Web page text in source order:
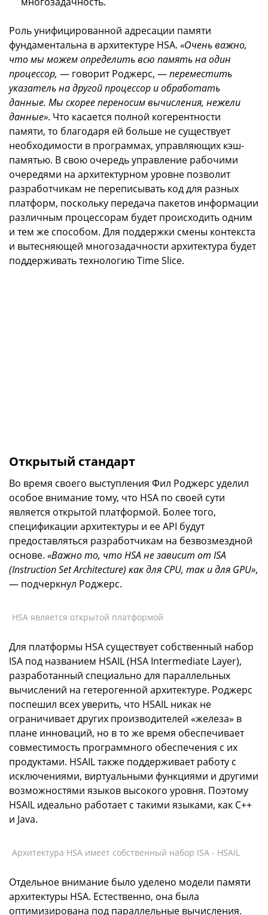
Роль унифицированной адресации памяти
фундаментальна в архитектуре HSA. «Очень важно,
что мы можем определить всю память на один
процессор, — говорит Роджерс, —переместить
указатель на другой процессор и обработать
данные. Мы скорее переносим вычисления, нежели
данные». Что касается полной когерентности
памяти, то благодаря ей больше не существует
необходимости в программах, управляющих кэш-
памятью. В свою очередь управление рабочими
очередями на архитектурном уровне позволит
разработчикам не переписывать код для разных
платформ, поскольку передача пакетов информации
различным процессорам будет происходить одним
и тем же способом. Для поддержки смены контекста
и вытесняющей многозадачности архитектура будет
поддерживать технологию Time Slice.
Открытый стандарт
Во время своего выступления Фил Роджерс уделил
особое внимание тому, что HSA по своей сути
является открытой платформой. Более того,
спецификации архитектуры и ее API будут
предоставляться разработчикам на безвозмездной
основе. «Важно то, что HSA не зависит от ISA
(Instruction Set Architecture) как для CPU, так и для GPU»,
— подчеркнул Роджерс.
HSA является открытой платформой
Для платформы HSA существует собственный набор
ISA под названием HSAIL (HSA Intermediate Layer),
разработанный специально для параллельных
вычислений на гетерогенной архитектуре. Роджерс
поспешил всех уверить, что HSAIL никак не
ограничивает других производителей «железа» в
плане инноваций, но в то же время обеспечивает
совместимость программного обеспечения с их
продуктами. HSAIL также поддерживает работу с
исключениями, виртуальными функциями и другими
возможностями языков высокого уровня. Поэтому
HSAIL идеально работает с такими языками, как C++
и Java.
Архитектура HSA имеет собственный набор ISA - HSAIL
Отдельное внимание было уделено модели памяти
архитектуры HSA. Естественно, она была
оптимизирована под параллельные вычисления.